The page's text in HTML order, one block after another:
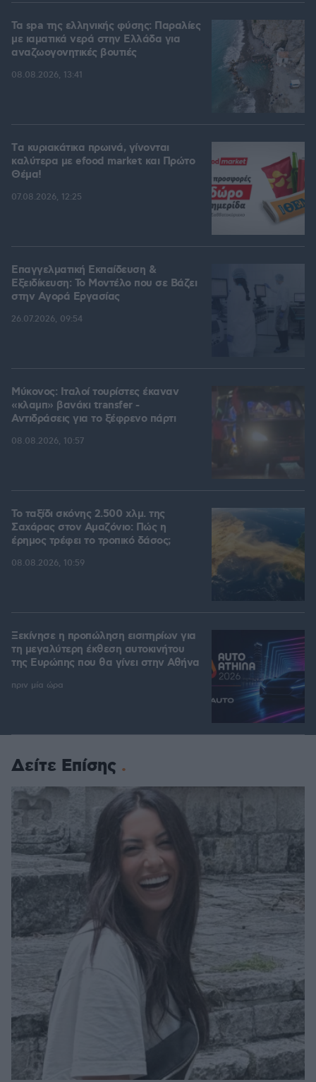
Τα spa της ελληνικής φύσης: Παραλίες
με ιαματικά νερά στην Ελλάδα για
αναζωογονητικές βουτιές
08.08.2026, 13:41
Tα κυριακάτικα πρωινά, γίνονται
καλύτερα με efood market και Πρώτο
Θέμα!
07.08.2026, 12:25
Επαγγελματική Εκπαίδευση &
Εξειδίκευση: Το Mοντέλο που σε Bάζει
στην Aγορά Eργασίας
26.07.2026, 09:54
Μύκονος: Ιταλοί τουρίστες έκαναν
«κλαμπ» βανάκι transfer -
Αντιδράσεις για το ξέφρενο πάρτι
08.08.2026, 10:57
Το ταξίδι σκόνης 2.500 χλμ. της
Σαχάρας στον Αμαζόνιο: Πώς η
έρημος τρέφει το τροπικό δάσος;
08.08.2026, 10:59
Ξεκίνησε η προπώληση εισιτηρίων για
τη μεγαλύτερη έκθεση αυτοκινήτου
της Ευρώπης που θα γίνει στην Αθήνα
πριν μία ώρα
Δείτε Επίσης